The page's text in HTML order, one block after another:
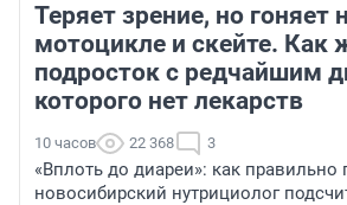
Теряет зрение, но гоняет
мотоцикле и скейте. Как
подросток с редчайшим
которого нет лекарств
10 часов 22 368 3
«Вплоть до диареи»: как правильно
новосибирский нутрициолог